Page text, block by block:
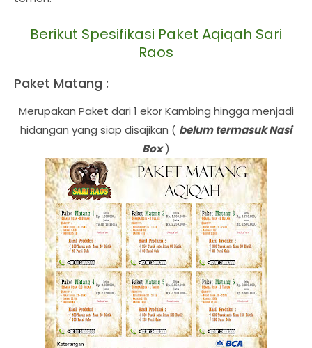
Berikut Spesifikasi Paket Aqiqah Sari
Raos
Paket Matang :
Merupakan Paket dari 1 ekor Kambing hingga menjadi
hidangan yang siap disajikan ( belum termasuk Nasi
Box)